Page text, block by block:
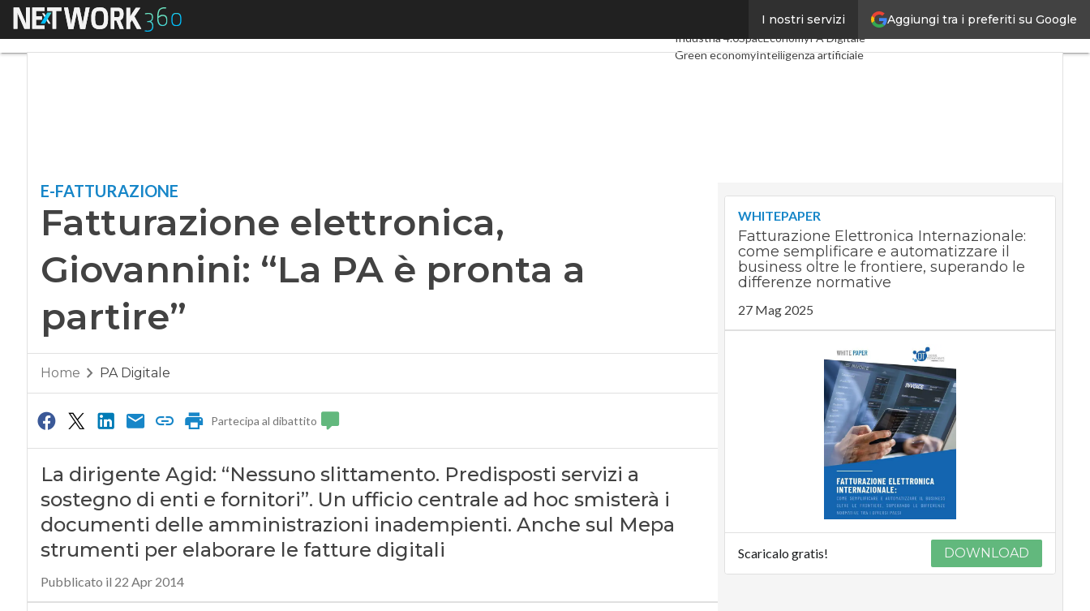
Aggiungi tra i preferiti su Google
I nostri servizi
Menu Digital EconomyTelco
Industria 4.0SpacEconomyPA Digitale
Green economyIntelligenza artificiale
E-FATTURAZIONE
Fatturazione elettronica,
Giovannini: “La PA è pronta a
partire”
Home PA Digitale
Partecipa al dibattito
La dirigente Agid: “Nessuno slittamento. Predisposti servizi a
sostegno di enti e fornitori”. Un ufficio centrale ad hoc smisterà i
documenti delle amministrazioni inadempienti. Anche sul Mepa
strumenti per elaborare le fatture digitali
Pubblicato il 22 Apr 2014
WHITEPAPER
Fatturazione Elettronica Internazionale:
come semplificare e automatizzare il
business oltre le frontiere, superando le
differenze normative
27 Mag 2025
Scaricalo gratis! DOWNLOAD